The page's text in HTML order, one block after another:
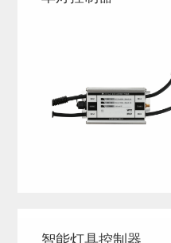
智能灯具控制器